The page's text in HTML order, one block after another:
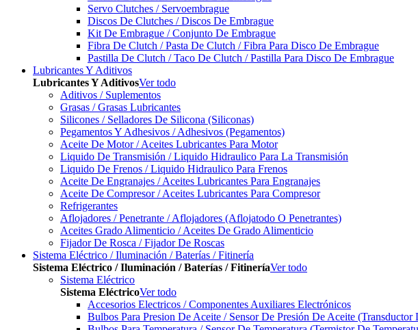
Servo Clutches / Servoembrague
Discos De Clutches / Discos De Embrague
Kit De Embrague / Conjunto De Embrague
Fibra De Clutch / Pasta De Clutch / Fibra Para Disco De Embrague
Pastilla De Clutch / Taco De Clutch / Pastilla Para Disco De Embrague
Lubricantes Y Aditivos
Lubricantes Y AditivosVer todo
Aditivos / Suplementos
Grasas / Grasas Lubricantes
Silicones / Selladores De Silicona (Siliconas)
Pegamentos Y Adhesivos / Adhesivos (Pegamentos)
Aceite De Motor / Aceites Lubricantes Para Motor
Liquido De Transmisión / Liquido Hidraulico Para La Transmisión
Liquido De Frenos / Liquido Hidraulico Para Frenos
Aceite De Engranajes / Aceites Lubricantes Para Engranajes
Aceite De Compresor / Aceites Lubricantes Para Compresor
Refrigerantes
Aflojadores / Penetrante / Aflojadores (Aflojatodo O Penetrantes)
Aceites Grado Alimenticio / Aceites De Grado Alimenticio
Fijador De Rosca / Fijador De Roscas
Sistema Eléctrico / Iluminación / Baterías / Fitinería
Sistema Eléctrico / Iluminación / Baterías / FitineríaVer todo
Sistema Eléctrico
Sistema EléctricoVer todo
Accesorios Electricos / Componentes Auxiliares Electrónicos
Bulbos Para Presion De Aceite / Sensor De Presión De Aceite (Transductor